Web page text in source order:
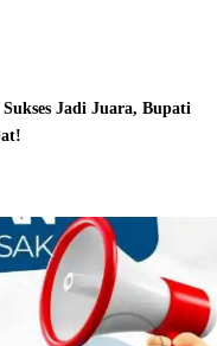
Jadi Juara, Bupati